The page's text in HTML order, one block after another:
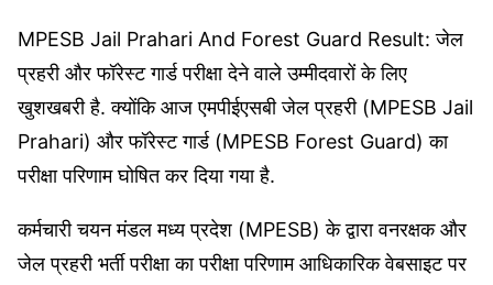
MPESB Jail Prahari And Forest Guard Result: जेल
प्रहरी और फॉरेस्ट गार्ड परीक्षा देने वाले उम्मीदवारों के लिए
खुशखबरी है. क्योंकि आज एमपीईएसबी जेल प्रहरी (MPESB Jail
Prahari) और फॉरेस्ट गार्ड (MPESB Forest Guard) का
परीक्षा परिणाम घोषित कर दिया गया है.
कर्मचारी चयन मंडल मध्य प्रदेश (MPESB) के द्वारा वनरक्षक और
जेल प्रहरी भर्ती परीक्षा का परीक्षा परिणाम आधिकारिक वेबसाइट पर